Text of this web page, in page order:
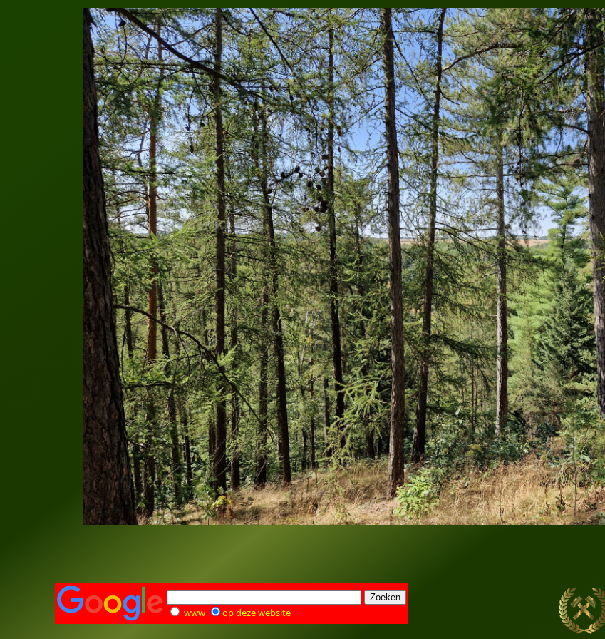
www op deze website